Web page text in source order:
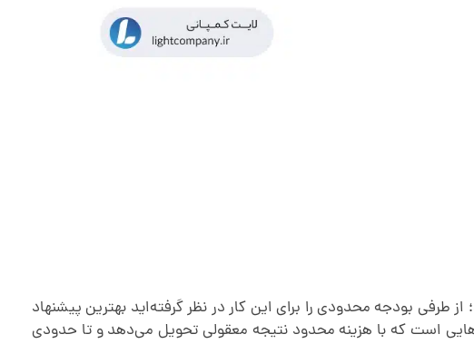
طرفی بودجه محدودی را برای این کار در نظر گرفته‌اید بهترین پیشنهاد
است که با هزینه محدود نتیجه معقولی تحویل می‌دهد و تا حدودی